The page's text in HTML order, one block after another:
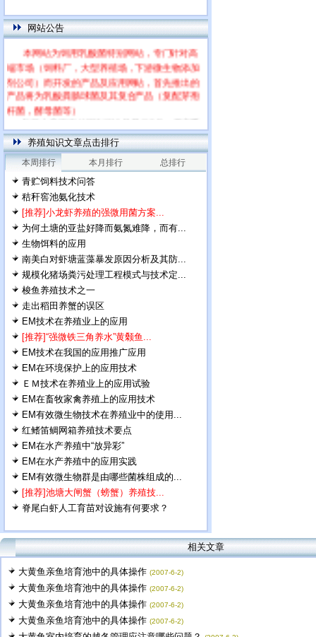
网站公告
本网站为饲用乳酸菌特别网站，专门针对高
端市场（饲料厂，大型养殖场，下游微生物添加
剂公司）而开发的产品及应用网站，首先推出的
产品将为乳酸粪肠球菌及其复合产品（复配芽孢
杆菌，酵母菌等）
每篇文章下面的网友评论只显示5条，要想看
全部评论，请点击网友评论框右上角的“更多”
养殖知识文章点击排行
本周排行 本月排行 总排行
青贮饲料技术问答
秸秆窖池氨化技术
[推荐]小龙虾养殖的强微用菌方案...
为何土塘的亚盐好降而氨氮难降，而有...
生物饵料的应用
南美白对虾塘蓝藻暴发原因分析及其防...
规模化猪场粪污处理工程模式与技术定...
梭鱼养殖技术之一
走出稻田养蟹的误区
EM技术在养殖业上的应用
[推荐]“强微铁三角养水”黄颡鱼...
EM技术在我国的应用推广应用
EM在环境保护上的应用技术
ＥＭ技术在养殖业上的应用试验
EM在畜牧家禽养殖上的应用技术
EM有效微生物技术在养殖业中的使用...
红鳍笛鲷网箱养殖技术要点
EM在水产养殖中“放异彩”
EM在水产养殖中的应用实践
EM有效微生物群是由哪些菌株组成的...
[推荐]池塘大闸蟹（螃蟹）养殖技...
脊尾白虾人工育苗对设施有何要求？
相关文章
大黄鱼亲鱼培育池中的具体操作 (2007-6-2)
大黄鱼亲鱼培育池中的具体操作 (2007-6-2)
大黄鱼亲鱼培育池中的具体操作 (2007-6-2)
大黄鱼亲鱼培育池中的具体操作 (2007-6-2)